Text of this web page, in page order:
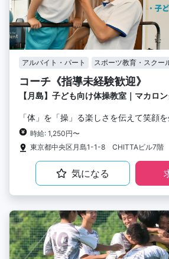
アルバイト・パート スポーツ教育・スクー
コーチ《指導未経験歓迎》
【月島】子ども向け体操教室｜マカロ
「体」を「操」る楽しさを伝えて笑顔
時給: 1,250円〜
東京都中央区月島1-1-8 CHITTAビル7階
気になる